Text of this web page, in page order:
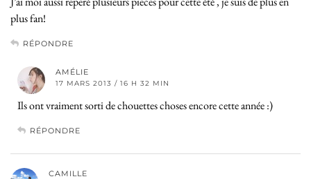
plus fan!
RÉPONDRE
AMÉLIE
17 MARS 2013 / 16 H 32 MIN
Ils ont vraiment sorti de chouettes choses encore cette année :)
RÉPONDRE
CAMILLE